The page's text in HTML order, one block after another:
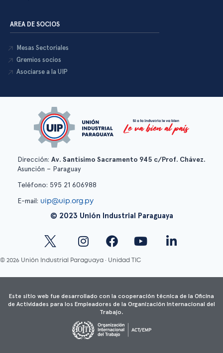
AREA DE SOCIOS
Mesas Sectoriales
Gremios socios
Asociarse a la UIP
Dirección: Av. Santísimo Sacramento 945 c/Prof. Chávez.
Asunción – Paraguay
Teléfono: 595 21 606988
E-mail: uip@uip.org.py
© 2023 Unión Industrial Paraguaya
© 2026 Unión Industrial Paraguaya · Unidad TIC
Este sitio web fue desarrollado con la cooperación técnica de la Oficina
de Actividades para los Empleadores de la Organización Internacional del
Trabajo.